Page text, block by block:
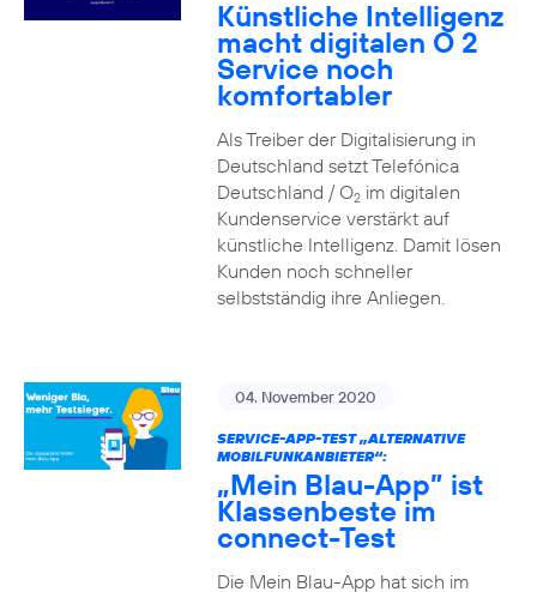
Künstliche Intelligenz
macht digitalen O 2
Service noch
komfortabler
Als Treiber der Digitalisierung in
Deutschland setzt Telefónica
Deutschland / O2im digitalen
Kundenservice verstärkt auf
künstliche Intelligenz. Damit lösen
Kunden noch schneller
selbstständig ihre Anliegen.
04. November 2020
SERVICE-APP-TEST „ALTERNATIVE
MOBILFUNKANBIETER“:
„Mein Blau-App” ist
Klassenbeste im
connect-Test
Die Mein Blau-App hat sich im